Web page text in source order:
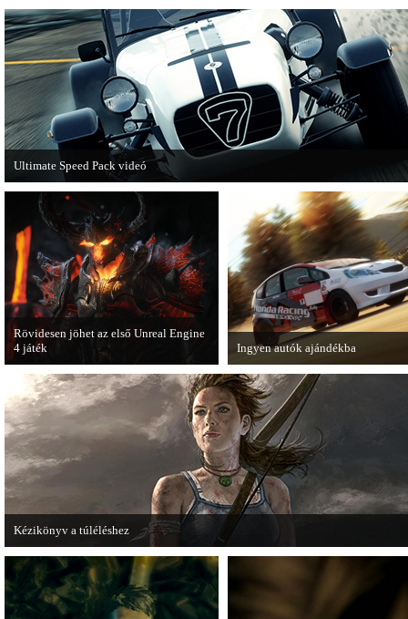
A PC Guru "Kritikai és anyagi bukások"
című cikksorozatának utolsó részét
olvashatjuk.
Új videóval jelentkezik az
Games játéka, a Fuse.
Ultimate Speed Pack videó
Már elérhető a Need for Speed Most Wanted első nagyobb kiegészítő csomagja.
Rövidesen jöhet az első Unreal Engine
4 játék
A Zombie Studios készölő játéka az
Epic Games legújabb motorját, az
Unreal Engine 4-et fogja használni.
Ingyen autók ajándékba
A Forza Horizon készítői
letölthető autókkal kedveskednek
játékosok számára.
Kézikönyv a túléléshez
A Tomb Raider sem ússza meg a manapság már kötelező videosorozatot.